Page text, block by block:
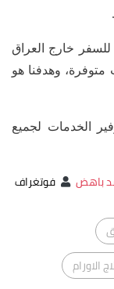
خارج العراق
متوفرة، وهدفنا هو
الخدمات لجميع
باهض
فوتغراف
الاورام